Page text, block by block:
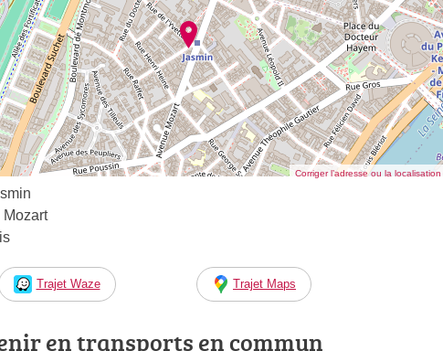
Corriger l’adresse ou la localisation
Trajet Waze Trajet Maps
en transports en commun